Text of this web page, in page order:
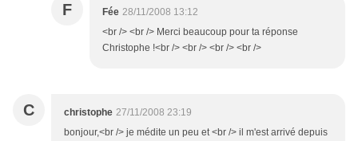
F Fée 28/11/2008 13:12
<br /> <br /> Merci beaucoup pour ta réponse
Christophe !<br /> <br /> <br /> <br />
C christophe 27/11/2008 23:19
bonjour,<br /> je médite un peu et <br /> il m'est arrivé depuis